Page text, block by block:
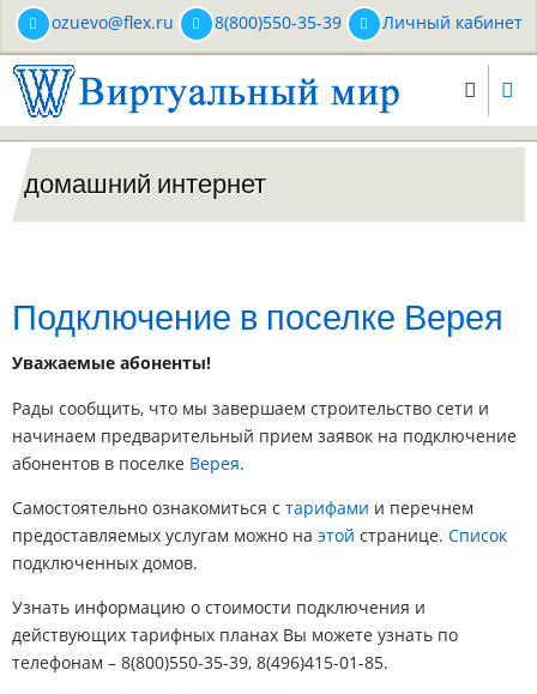
Перейти
основному
содержанию
ozuevo@flex.ru 8(800)550-35-39 Личный кабинет
домашний интернет
Подключение в поселке Верея
Уважаемые абоненты!
Рады сообщить, что мы завершаем строительство сети и
начинаем предварительный прием заявок на подключение
абонентов в поселке Верея.
Самостоятельно ознакомиться с тарифами и перечнем
предоставляемых услугам можно на этой странице. Список
подключенных домов.
Узнать информацию о стоимости подключения и
действующих тарифных планах Вы можете узнать по
телефонам – 8(800)550-35-39, 8(496)415-01-85.